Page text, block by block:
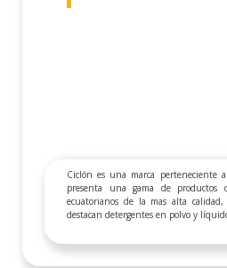
Ciclón es una marca perteneciente
presenta una gama de productos
ecuatorianos de la mas alta
destacan detergentes en polvo y